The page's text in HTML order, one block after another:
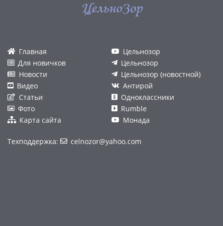
ЦельноЗор
Главная
Для новичков
Новости
Видео
Статьи
Фото
Карта сайта
Цельнозор
Цельнозор
Цельнозор (новостной)
Антирой
Одноклассники
Rumble
Монада
Техподдержка: celnozor@yahoo.com